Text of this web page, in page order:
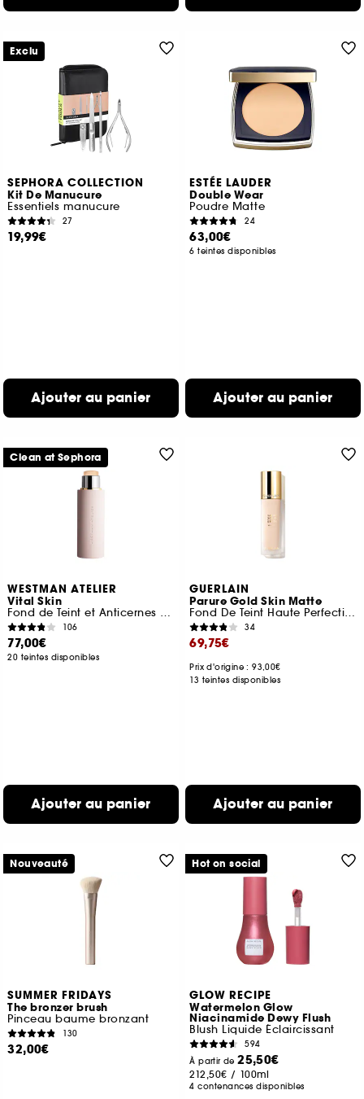
SEPHORA COLLECTION
Kit De Manucure
Essentiels manucure
27
19,99€
Ajouter au panier
Exclu
ESTÉE LAUDER
Double Wear
Poudre Matte
24
63,00€
6 teintes disponibles
Ajouter au panier
WESTMAN ATELIER
Vital Skin
Fond de Teint et Anticernes en Stick
106
77,00€
20 teintes disponibles
Ajouter au panier
Clean at Sephora
GUERLAIN
Parure Gold Skin Matte
Fond De Teint Haute Perfection Sans Transfert
34
69,75€
Prix d'origine : 93,00€
13 teintes disponibles
Ajouter au panier
SUMMER FRIDAYS
The bronzer brush
Pinceau baume bronzant
130
32,00€
Nouveauté
GLOW RECIPE
Watermelon Glow
Niacinamide Dewy Flush
Blush Liquide Éclaircissant
594
À partir de25,50€
212,50€ / 100ml
4 contenances disponibles
Hot on social